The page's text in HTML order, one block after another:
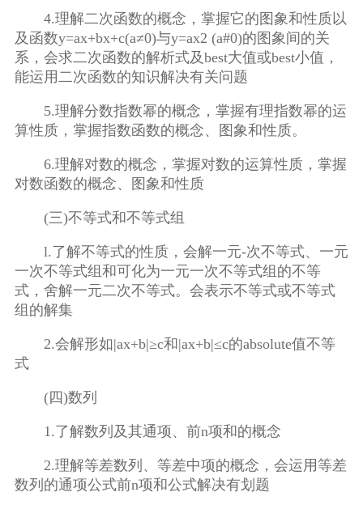
4.理解二次函数的概念，掌握它的图象和性质以
及函数y=ax+bx+c(a≠0)与y=ax2 (a#0)的图象间的关
系，会求二次函数的解析式及best大值或best小值，
能运用二次函数的知识解决有关问题
5.理解分数指数幂的概念，掌握有理指数幂的运
算性质，掌握指数函数的概念、图象和性质。
6.理解对数的概念，掌握对数的运算性质，掌握
对数函数的概念、图象和性质
(三)不等式和不等式组
l.了解不等式的性质，会解一元-次不等式、一元
一次不等式组和可化为一元一次不等式组的不等
式，舍解一元二次不等式。会表示不等式或不等式
组的解集
2.会解形如|ax+b|≥c和|ax+b|≤c的absolute值不等
式
(四)数列
1.了解数列及其通项、前n项和的概念
2.理解等差数列、等差中项的概念，会运用等差
数列的通项公式前n项和公式解决有划题